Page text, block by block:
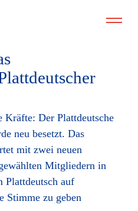
Kräfte: Der Plattdeutsche
neu besetzt. Das
mit zwei neuen
Mitgliedern in
Plattdeutsch auf
Stimme zu geben